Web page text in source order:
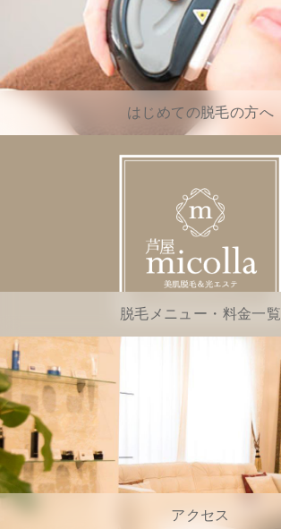
はじめての脱毛の方へ
脱毛メニュー・料金一覧
アクセス